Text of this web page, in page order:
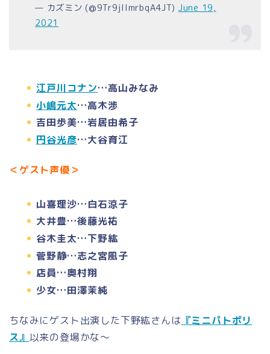
— カズミン (@9Tr9jIlmrbqA4JT) June 19,
2021
江戸川コナン…高山みなみ
小嶋元太…高木渉
吉田歩美…岩居由希子
円谷光彦…大谷育江
＜ゲスト声優＞
山喜理沙…白石涼子
大井豊…後藤光祐
谷木圭太…下野紘
菅野静…志之宮風子
店員…奥村翔
少女…田澤茉純
ちなみにゲスト出演した下野紘さんは 『ミニパトポリ
ス』 以来の登場かな～